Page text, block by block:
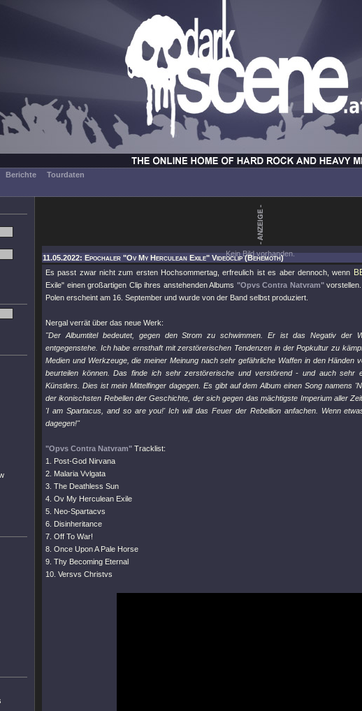
Berichte
Tourdaten
Kein Bild vorhanden.
11.05.2022: Epochaler "Ov My Herculean Exile" Videoclip (Behemoth)
Es passt zwar nicht zum ersten Hochsommertag, erfreulich ist es aber dennoch, wenn
Exile" einen großartigen Clip ihres anstehenden Albums "Opvs Contra Natvram"vorstellen.
Polen erscheint am 16. September und wurde von der Band selbst produziert.
Nergal verrät über das neue Werk:
"Der Albumtitel bedeutet, gegen den Strom zu schwimmen. Er ist das Negativ der
entgegenstehe. Ich habe ernsthaft mit zerstörerischen Tendenzen in der Popkultur zu
Medien und Werkzeuge, die meiner Meinung nach sehr gefährliche Waffen in den Händen
beurteilen können. Das finde ich sehr zerstörerische und verstörend - und auch sehr
Künstlers. Dies ist mein Mittelfinger dagegen. Es gibt auf dem Album einen Song namens
der ikonischsten Rebellen der Geschichte, der sich gegen das mächtigste Imperium aller
'I am Spartacus, and so are you!' Ich will das Feuer der Rebellion anfachen. Wenn
dagegen!"
"Opvs Contra Natvram" Tracklist:
1. Post-God Nirvana
2. Malaria Vvlgata
3. The Deathless Sun
4. Ov My Herculean Exile
5. Neo-Spartacvs
6. Disinheritance
7. Off To War!
8. Once Upon A Pale Horse
9. Thy Becoming Eternal
10. Versvs Christvs